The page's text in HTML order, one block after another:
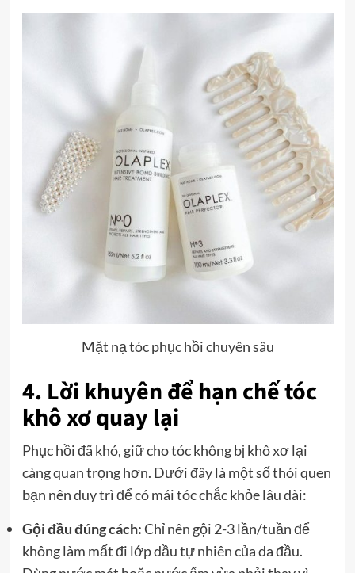
Mặt nạ tóc phục hồi chuyên sâu
4. Lời khuyên để hạn chế tóc
khô xơ quay lại
Phục hồi đã khó, giữ cho tóc không bị khô xơ lại
càng quan trọng hơn. Dưới đây là một số thói quen
bạn nên duy trì để có mái tóc chắc khỏe lâu dài:
Gội đầu đúng cách:Chỉ nên gội 2-3 lần/tuần để
không làm mất đi lớp dầu tự nhiên của da đầu.